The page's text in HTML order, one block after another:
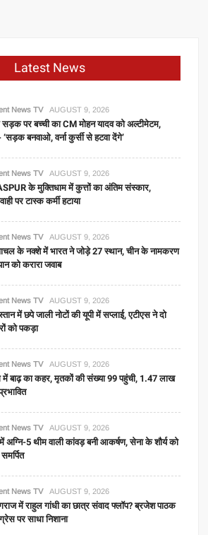
Latest News
News TV AUGUST 9, 2026
सड़क पर बच्ची का CM मोहन यादव को अल्टीमेटम,
‘सड़क बनवाओ, वर्ना कुर्सी से हटवा देंगे’
News TV AUGUST 9, 2026
के मुक्तिधाम में कुत्तों का अंतिम संस्कार,
पर टास्क कर्मी हटाया
News TV AUGUST 9, 2026
के नक्शे में भारत ने जोड़े 27 स्थान, चीन के नामकरण
को करारा जवाब
News TV AUGUST 9, 2026
में छपे जाली नोटों की यूपी में सप्लाई, एटीएस ने दो
को पकड़ा
News TV AUGUST 9, 2026
बाढ़ का कहर, मृतकों की संख्या 99 पहुंची, 1.47 लाख
News TV AUGUST 9, 2026
अग्नि-5 थीम वाली कांवड़ बनी आकर्षण, सेना के शौर्य को
News TV AUGUST 9, 2026
में राहुल गांधी का छात्र संवाद फ्लॉप? ब्रजेश पाठक
पर साधा निशाना